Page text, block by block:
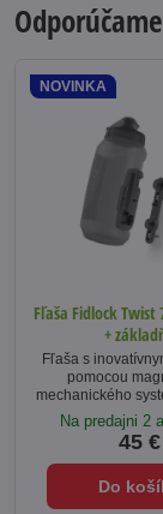
NOVINKA
Fľaša Fidlock Twist
+
Fľaša s
pomocou
mechanického
Na predajni 2
45 €
Do